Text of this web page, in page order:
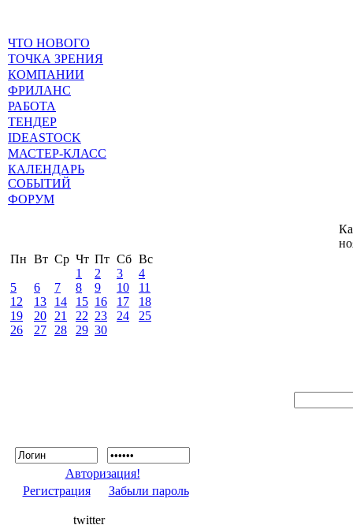
ЧТО НОВОГО
ТОЧКА ЗРЕНИЯ
КОМПАНИИ
ФРИЛАНС
РАБОТА
ТЕНДЕР
IDEASTOCK
МАСТЕР-КЛАСС
КАЛЕНДАРЬ
СОБЫТИЙ
ФОРУМ
Пн Вт Ср Чт Пт Сб Вс
1
2 3
4
5
6 7 8 9 10
11
12
13 14 15 16 17
18
19
20 21 22 23 24
25
26
27 28 29 30
Авторизация!
Регистрация
Забыли пароль
twitter